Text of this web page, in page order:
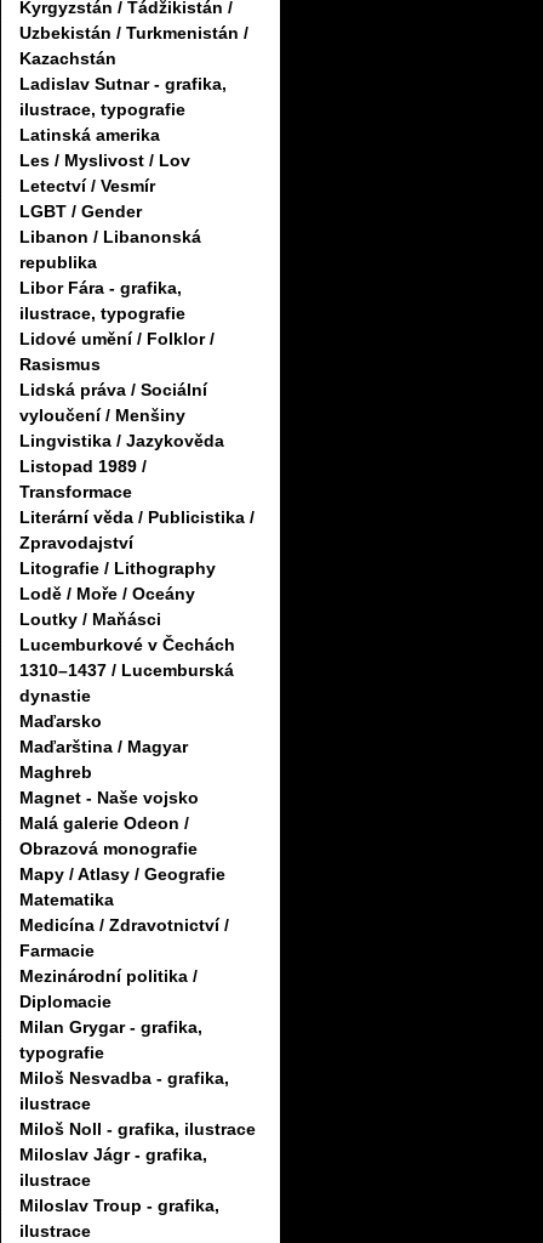
Kyrgyzstán / Tádžikistán /
Uzbekistán / Turkmenistán /
Kazachstán
Ladislav Sutnar - grafika,
ilustrace, typografie
Latinská amerika
Les / Myslivost / Lov
Letectví / Vesmír
LGBT / Gender
Libanon / Libanonská
republika
Libor Fára - grafika,
ilustrace, typografie
Lidové umění / Folklor /
Rasismus
Lidská práva / Sociální
vyloučení / Menšiny
Lingvistika / Jazykověda
Listopad 1989 /
Transformace
Literární věda / Publicistika /
Zpravodajství
Litografie / Lithography
Lodě / Moře / Oceány
Loutky / Maňásci
Lucemburkové v Čechách
1310–1437 / Lucemburská
dynastie
Maďarsko
Maďarština / Magyar
Maghreb
Magnet - Naše vojsko
Malá galerie Odeon /
Obrazová monografie
Mapy / Atlasy / Geografie
Matematika
Medicína / Zdravotnictví /
Farmacie
Mezinárodní politika /
Diplomacie
Milan Grygar - grafika,
typografie
Miloš Nesvadba - grafika,
ilustrace
Miloš Noll - grafika, ilustrace
Miloslav Jágr - grafika,
ilustrace
Miloslav Troup - grafika,
ilustrace